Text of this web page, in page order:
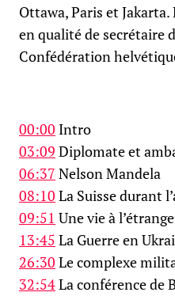
Ottawa, Paris et
en qualité de secrétaire
Confédération
00:00 Intro
03:09 Diplomate et
06:37 Nelson Mandela
08:10 La Suisse durant
09:51 Une vie à
13:45 La Guerre en
26:30 Le complexe
32:54La conférence de